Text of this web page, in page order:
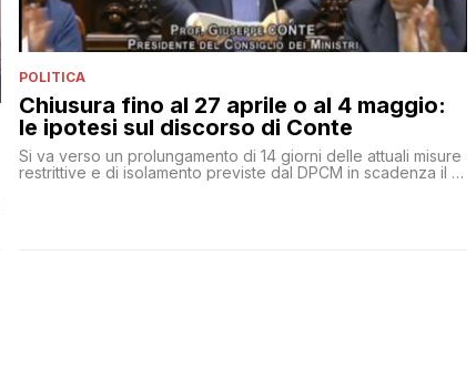
POLITICA
Chiusura fino al 27 aprile o al 4 maggio:
le ipotesi sul discorso di Conte
Si va verso un prolungamento di 14 giorni delle attuali misure
restrittive e di isolamento previste dal DPCM in scadenza il 13